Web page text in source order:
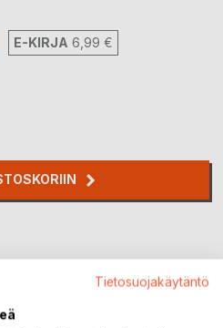
E-KIRJA 6,99 €
Tietosuojakäytäntö